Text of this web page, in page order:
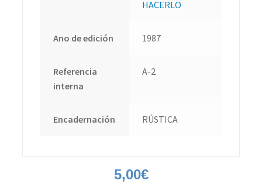
HACERLO
Ano de edición 1987
Referencia
interna
A-2
Encadernación RÚSTICA
5,00€